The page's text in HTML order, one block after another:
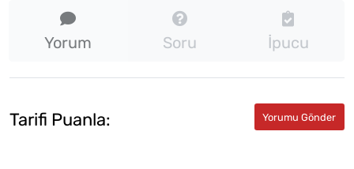
Yorum Soru İpucu
Tarifi Puanla: